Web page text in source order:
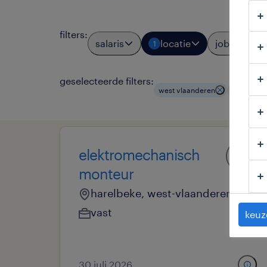
filters:
salaris 1 locatie jobtypes
geselecteerde filters:
west vlaanderen
elektromechanisch
monteur
harelbeke, west-vlaanderen
vast
30 juli 2026